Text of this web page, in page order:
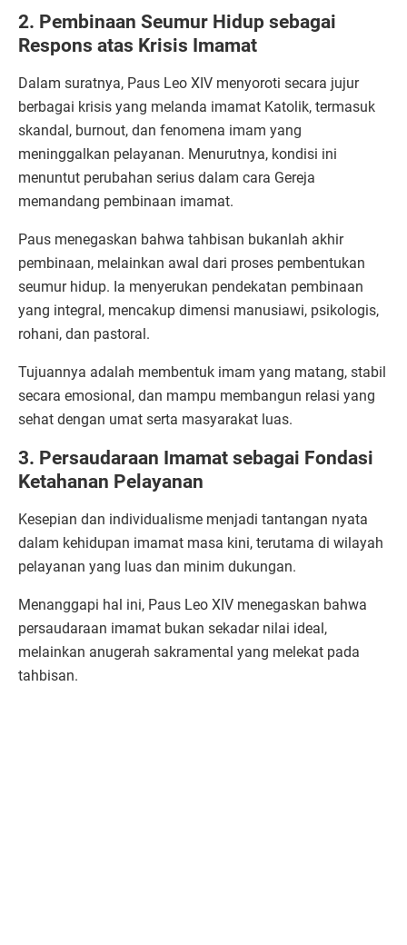
2. Pembinaan Seumur Hidup sebagai
Respons atas Krisis Imamat
Dalam suratnya, Paus Leo XIV menyoroti secara jujur
berbagai krisis yang melanda imamat Katolik, termasuk
skandal, burnout, dan fenomena imam yang
meninggalkan pelayanan. Menurutnya, kondisi ini
menuntut perubahan serius dalam cara Gereja
memandang pembinaan imamat.
Paus menegaskan bahwa tahbisan bukanlah akhir
pembinaan, melainkan awal dari proses pembentukan
seumur hidup. Ia menyerukan pendekatan pembinaan
yang integral, mencakup dimensi manusiawi, psikologis,
rohani, dan pastoral.
Tujuannya adalah membentuk imam yang matang, stabil
secara emosional, dan mampu membangun relasi yang
sehat dengan umat serta masyarakat luas.
3. Persaudaraan Imamat sebagai Fondasi
Ketahanan Pelayanan
Kesepian dan individualisme menjadi tantangan nyata
dalam kehidupan imamat masa kini, terutama di wilayah
pelayanan yang luas dan minim dukungan.
Menanggapi hal ini, Paus Leo XIV menegaskan bahwa
persaudaraan imamat bukan sekadar nilai ideal,
melainkan anugerah sakramental yang melekat pada
tahbisan.